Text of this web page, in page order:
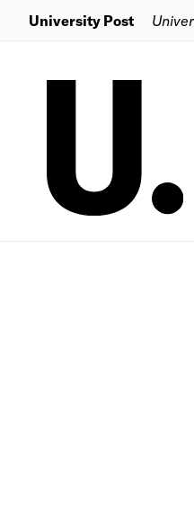
University Post